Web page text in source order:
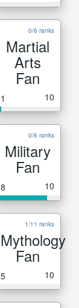
0/6 ranks
Martial
Arts
Fan
1 10
0/6 ranks
Military
Fan
8 10
1/11 ranks
Mythology
Fan
5 10